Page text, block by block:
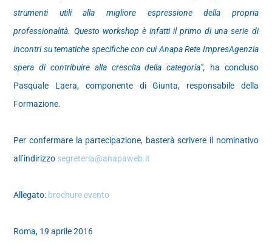
strumenti utili alla migliore espressione della propria
professionalità. Questo workshop è infatti il primo di una serie di
incontri su tematiche specifiche con cui Anapa Rete ImpresAgenzia
spera di contribuire alla crescita della categoria”, ha concluso
Pasquale Laera, componente di Giunta, responsabile della
Formazione.
Per confermare la partecipazione, basterà scrivere il nominativo
all’indirizzo segreteria@anapaweb.it
Allegato: brochure evento
Roma, 19 aprile 2016